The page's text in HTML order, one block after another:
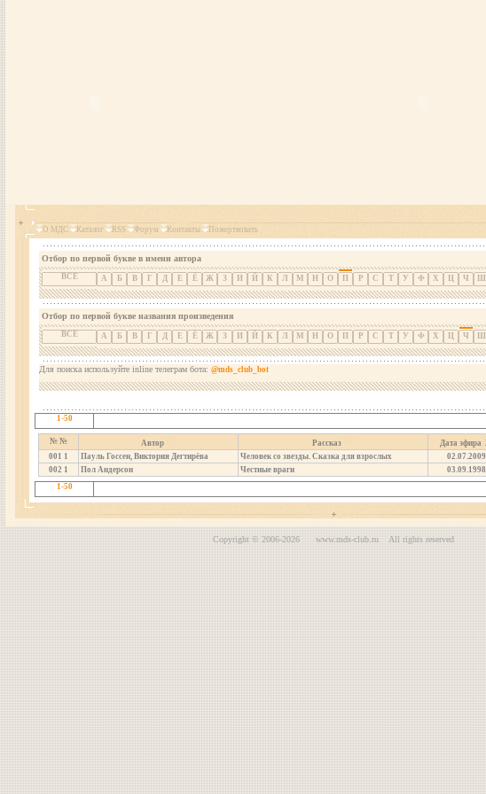
О МДС
Каталог RSS Форум Контакты Пожертвовать
Отбор по первой букве в имени автора
ВСЕ А Б В Г Д Е Ё Ж З И Й К Л М Н О П Р С Т У Ф Х Ц Ч Ш
Отбор по первой букве названия произведения
ВСЕ А Б В Г Д Е Ё Ж З И Й К Л М Н О П Р С Т У Ф Х Ц Ч Ш
Для поиска используйте inline телеграм бота: @mds_club_bot
1-50
№ № Автор Рассказ Дата эфира
001 1 Пауль Госсен, Виктория Дегтирёва Человек со звезды. Сказка для взрослых 02.07.2009
002 1 Пол Андерсон Честные враги 03.09.1998
1-50
Copyright © 2006-2026 www.mds-club.ru All rights reserved